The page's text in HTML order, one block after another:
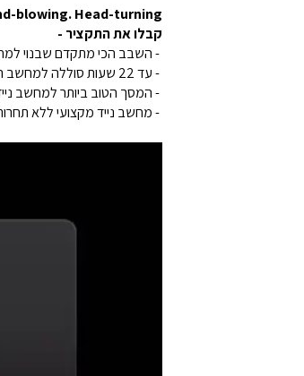
blowing. Head-turning.
קבלו את התקציר -
- השבב הכי מתקדם שבנוי
- עד 22 שעות סוללה למחשב הנייד האולטימטיבי.
- המסך הטוב ביותר למחשב
- מחשב נייד מקצועי ללא